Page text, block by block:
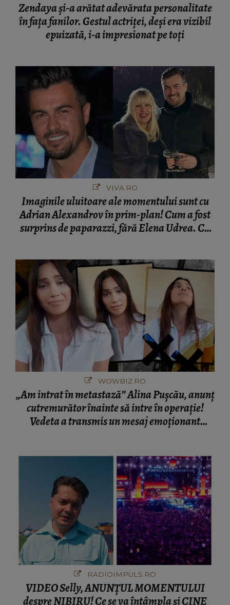
Zendaya și-a arătat adevărata personalitate
în fața fanilor. Gestul actriței, deși era vizibil
epuizată, i-a impresionat pe toți
VIVA.RO
Imaginile uluitoare ale momentului sunt cu
Adrian Alexandrov în prim-plan! Cum a fost
surprins de paparazzi, fără Elena Udrea. Cu
WOWBIZ.RO
„Am intrat în metastază” Alina Pușcău, anunț
cutremurător înainte să intre în operație!
Vedeta a transmis un mesaj emoționant
RADIOIMPULS.RO
VIDEO Selly, ANUNȚUL MOMENTULUI
despre NIBIRU! Ce se va întâmpla și CINE